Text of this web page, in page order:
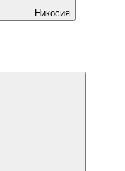
Никосия